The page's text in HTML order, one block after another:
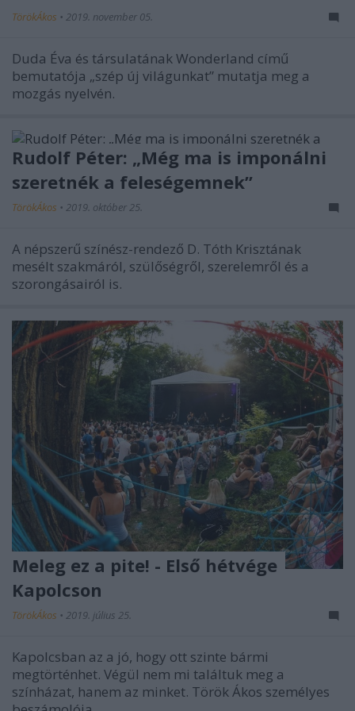
TörökÁkos • 2019. november 05.
Duda Éva és társulatának Wonderland című
bemutatója „szép új világunkat” mutatja meg a
mozgás nyelvén.
Rudolf Péter: „Még ma is imponálni
szeretnék a feleségemnek”
TörökÁkos • 2019. október 25.
A népszerű színész-rendező D. Tóth Krisztának
mesélt szakmáról, szülőségről, szerelemről és a
szorongásairól is.
Meleg ez a pite! - Első hétvége
Kapolcson
TörökÁkos • 2019. július 25.
Kapolcsban az a jó, hogy ott szinte bármi
megtörténhet. Végül nem mi találtuk meg a
színházat, hanem az minket. Török Ákos személyes